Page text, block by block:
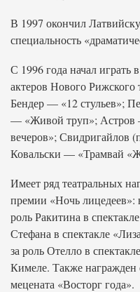
В 1997 окончил
специальность
С 1996 года начал играть
актеров Нового Рижского
Бендер — «12 стульев»;
— «Живой труп»;
вечеров»; Свидригайлов
Ковальски — «Трамвай
Имеет ряд театральных
премии «Ночь
роль Ракитина в
Стефана в спектакле
за роль Отелло в
Кимеле. Также
мецената «Восторг года».